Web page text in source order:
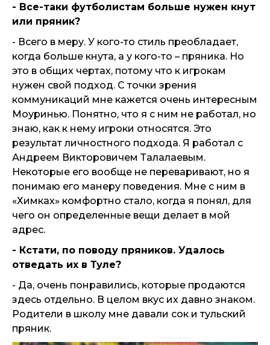
- Все-таки футболистам больше нужен кнут
или пряник?
- Всего в меру. У кого-то стиль преобладает,
когда больше кнута, а у кого-то – пряника. Но
это в общих чертах, потому что к игрокам
нужен свой подход. С точки зрения
коммуникаций мне кажется очень интересным
Моуринью. Понятно, что я с ним не работал, но
знаю, как к нему игроки относятся. Это
результат личностного подхода. Я работал с
Андреем Викторовичем Талалаевым.
Некоторые его вообще не переваривают, но я
понимаю его манеру поведения. Мне с ним в
«Химках» комфортно стало, когда я понял, для
чего он определенные вещи делает в мой
адрес.
- Кстати, по поводу пряников. Удалось
отведать их в Туле?
- Да, очень понравились, которые продаются
здесь отдельно. В целом вкус их давно знаком.
Родители в школу мне давали сок и тульский
пряник.